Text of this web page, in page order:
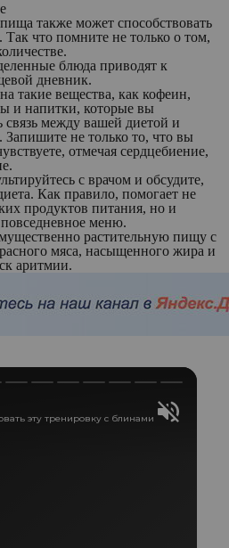
также может способствовать
что помните не только о том,
блюда приводят к
дневник.
такие вещества, как кофеин,
и напитки, которые вы
связь между вашей диетой и
не только то, что вы
отмечая сердцебиение,
с врачом и обсудите,
Как правило, помогает не
продуктов питания, но и
меню.
растительную пищу с
мяса, насыщенного жира и
аритмии.